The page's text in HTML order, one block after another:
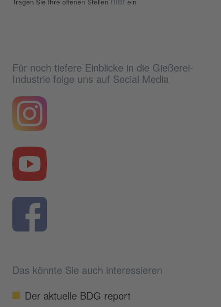
Für noch tiefere Einblicke in die Gießerei-
Industrie folge uns auf Social Media
Das könnte Sie auch interessieren
Der aktuelle BDG report